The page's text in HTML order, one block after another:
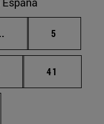
Páginas intermedias
Página
5
Páginas intermedias
Página
41